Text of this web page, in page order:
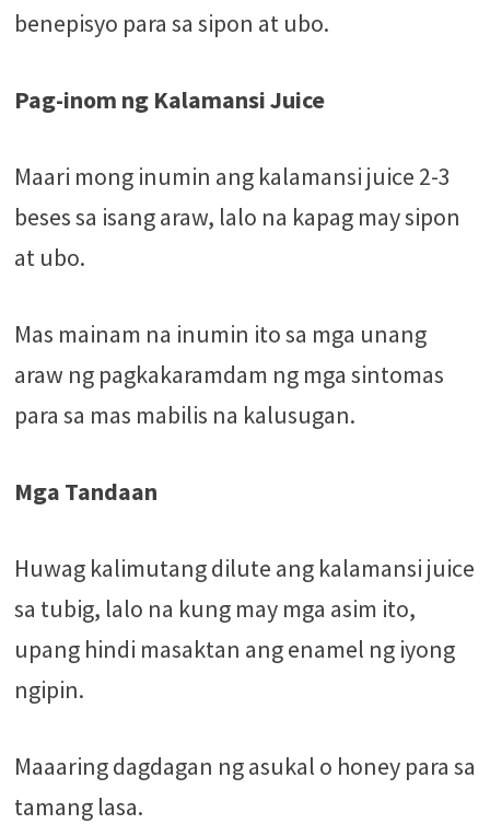
benepisyo para sa sipon at ubo.
Pag-inom ng Kalamansi Juice
Maari mong inumin ang kalamansi juice 2-3
beses sa isang araw, lalo na kapag may sipon
at ubo.
Mas mainam na inumin ito sa mga unang
araw ng pagkakaramdam ng mga sintomas
para sa mas mabilis na kalusugan.
Mga Tandaan
Huwag kalimutang dilute ang kalamansi juice
sa tubig, lalo na kung may mga asim ito,
upang hindi masaktan ang enamel ng iyong
ngipin.
Maaaring dagdagan ng asukal o honey para sa
tamang lasa.